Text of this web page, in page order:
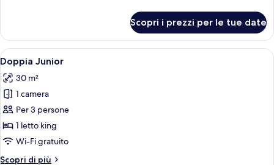
Deluxe
Scopri i prezzi per le tue date
Apri
tutte
le
foto
per
Doppia
Junior
Una camera d'albergo moderna
6
Doppia Junior
30 m²
1 camera
Per 3 persone
1 letto king
Wi-Fi gratuito
Scopri di più
Altri